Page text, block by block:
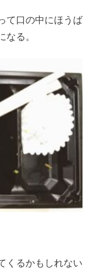
て口の中にほうば
なる。
くるかもしれない